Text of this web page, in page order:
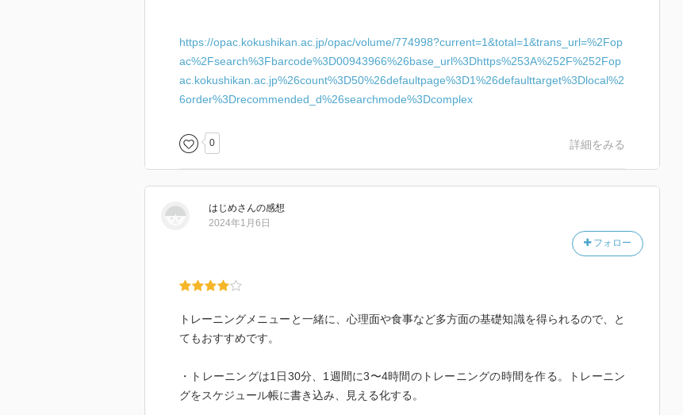
https://opac.kokushikan.ac.jp/opac/volume/774998?current=1&total=1&trans_url=%2Fop
ac%2Fsearch%3Fbarcode%3D00943966%26base_url%3Dhttps%253A%252F%252Fop
ac.kokushikan.ac.jp%26count%3D50%26defaultpage%3D1%26defaulttarget%3Dlocal%2
6order%3Drecommended_d%26searchmode%3Dcomplex
0 詳細をみる
はじめさんの感想
フォロー
2024年1月6日
トレーニングメニューと一緒に、心理面や食事など多方面の基礎知識を得られるので、と
てもおすすめです。
・トレーニングは1日30分、1週間に3〜4時間のトレーニングの時間を作る。トレーニン
グをスケジュール帳に書き込み、見える化する。